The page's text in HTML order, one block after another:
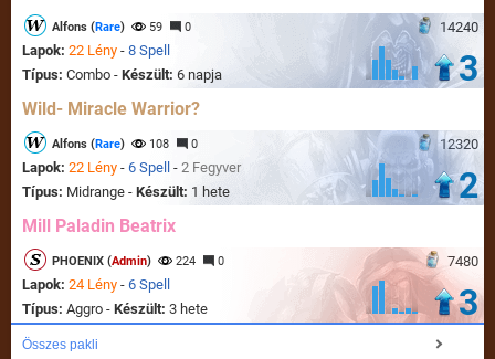
14240
Alfons (Rare) 59 0
Lapok: 22 Lény - 8 Spell
Típus: Combo - Készült: 6 napja 3
Wild- Miracle Warrior?
12320
Alfons (Rare) 108 0
Lapok: 22 Lény - 6 Spell - 2 Fegyver
Típus: Midrange - Készült: 1 hete 2
Mill Paladin Beatrix
7480
PHOENIX (Admin) 224 0
Lapok: 24 Lény - 6 Spell
Típus: Aggro - Készült: 3 hete 3
Összes pakli